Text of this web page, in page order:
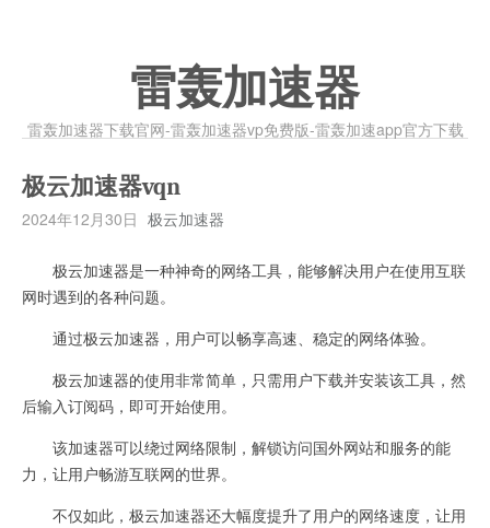
雷轰加速器
雷轰加速器下载官网-雷轰加速器vp免费版-雷轰加速app官方下载
极云加速器vqn
2024年12月30日 极云加速器
极云加速器是一种神奇的网络工具，能够解决用户在使用互联
网时遇到的各种问题。
通过极云加速器，用户可以畅享高速、稳定的网络体验。
极云加速器的使用非常简单，只需用户下载并安装该工具，然
后输入订阅码，即可开始使用。
该加速器可以绕过网络限制，解锁访问国外网站和服务的能
力，让用户畅游互联网的世界。
不仅如此，极云加速器还大幅度提升了用户的网络速度，让用